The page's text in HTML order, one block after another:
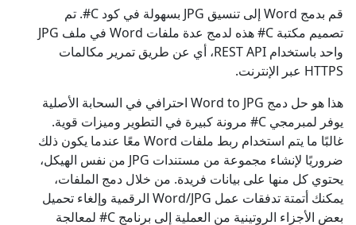
قم بدمج Word إلى تنسيق JPG بسهولة في كود C#. تم
تصميم مكتبة C# هذه لدمج عدة ملفات Word في ملف JPG
واحد باستخدام REST API، أي عن طريق تمرير مكالمات
HTTPS عبر الإنترنت.
هذا هو حل دمج Word to JPG احترافي في السحابة الأصلية
يوفر لمبرمجي C# مرونة كبيرة في التطوير وميزات قوية.
غالبًا ما يتم استخدام ربط ملفات Word معًا عندما يكون ذلك
ضروريًا لإنشاء مجموعة من مستندات JPG من نفس الهيكل،
يحتوي كل منها على بيانات فريدة. من خلال دمج الملفات،
يمكنك أتمتة تدفقات عمل Word/JPG الرقمية وإلغاء تحميل
بعض الأجزاء الروتينية من العملية إلى برنامج C# لمعالجة